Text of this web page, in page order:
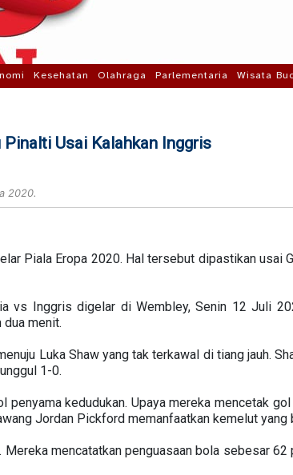
Kesehatan Olahraga Parlementaria Wisata
Usai Kalahkan Inggris
2020.
Piala Eropa 2020. Hal tersebut dipastikan usai
vs Inggris digelar di Wembley, Senin 12 Juli
dua menit.
Luka Shaw yang tak terkawal di tiang jauh.
1-0.
kedudukan. Upaya mereka mencetak
Jordan Pickford memanfaatkan kemelut yang
mencatatkan penguasaan bola sebesar